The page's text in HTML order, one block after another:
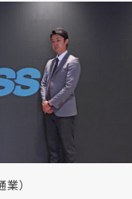
業）